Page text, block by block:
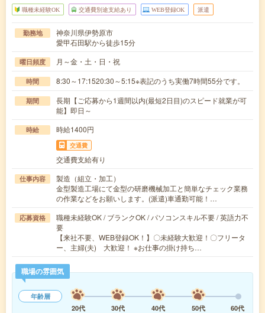
職種未経験OK 交通費別途支給あり WEB登録OK 派遣
勤務地
神奈川県伊勢原市
愛甲石田駅から徒歩15分
曜日頻度 月～金・土・日・祝
時間 8:30～17:1520:30～5:15※表記のうち実働7時間55分です。
期間
長期【ご応募から1週間以内(最短2日目)のスピード就業が可
能】即日～
時給 時給1400円
交通費
交通費支給有り
仕事内容
製造（組立・加工）
金型製造工場にて金型の研磨機械加工と簡単なチェック業務
の作業などをお願いします。(派遣)車通勤可能！…
応募資格
職種未経験OK / ブランクOK / パソコンスキル不要 / 英語力不
要
【来社不要、WEB登録OK！】〇未経験大歓迎！〇フリータ
ー、主婦(夫) 大歓迎！ ※お仕事の掛け持ち…
職場の雰囲気
年齢層
20代
30代 40代 50代 60代